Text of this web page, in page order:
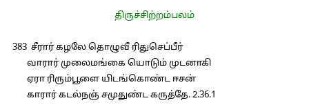
திருச்சிற்றம்பலம்
383 சீரார் கழலே தொழுவீ ரிதுசெப்பீர்
வாரார் முலைமங்கை யொடும் முடனாகி
ஏரா ரிரும்பூளை யிடங்கொண்ட ஈசன்
காரார் கடல்நஞ் சமுதுண்ட கருத்தே. 2.36.1